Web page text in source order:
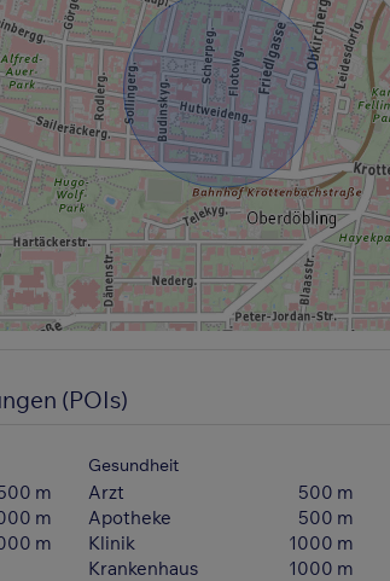
(POIs)
m
m
m
Gesundheit
Arzt
500 m
Apotheke
500 m
Klinik
1000 m
Krankenhaus
1000 m